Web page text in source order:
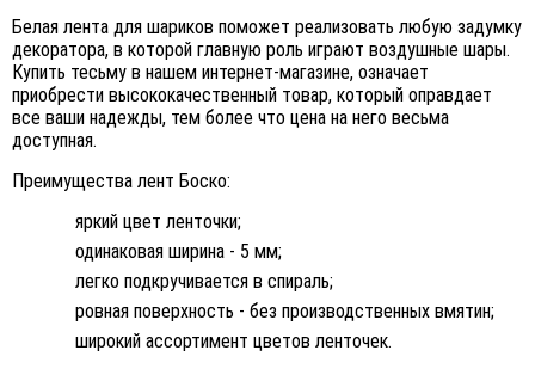
Белая лента для шариков поможет реализовать любую задумку
декоратора, в которой главную роль играют воздушные шары.
Купить тесьму в нашем интернет-магазине, означает
приобрести высококачественный товар, который оправдает
все ваши надежды, тем более что цена на него весьма
доступная.
Преимущества лент Боско:
яркий цвет ленточки;
одинаковая ширина - 5 мм;
легко подкручивается в спираль;
ровная поверхность - без производственных вмятин;
широкий ассортимент цветов ленточек.